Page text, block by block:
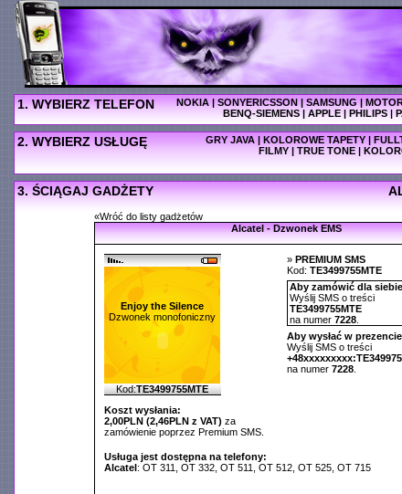
1. WYBIERZ TELEFON NOKIA|SONYERICSSON|SAMSUNG|
BENQ-SIEMENS|APPLE|PHILIPS|
2. WYBIERZ USŁUGĘ GRY JAVA | KOLOROWE TAPETY |
FILMY | TRUE TONE |
3. ŚCIĄGAJ GADŻETY
«Wróć do listy gadżetów
Alcatel - Dzwonek EMS
Enjoy the Silence
Dzwonek monofoniczny
Kod:TE3499755MTE
Koszt wysłania:
2,00PLN (2,46PLN z VAT) za
zamówienie poprzez Premium SMS.
» PREMIUM SMS
Kod: TE3499755MTE
Aby zamówić dla
Wyślij SMS o treści
TE3499755MTE
na numer 7228.
Aby wysłać w
Wyślij SMS o treści
na numer 7228.
Usługa jest dostępna na telefony:
Alcatel: OT 311, OT 332, OT 511, OT 512, OT 525, OT 715